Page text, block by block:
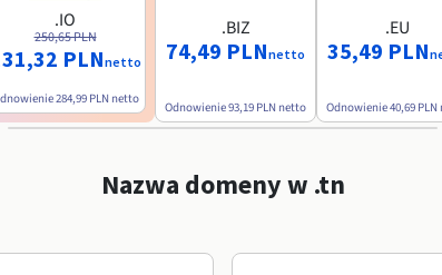
.IO
250,65 PLN
PLNnetto
284,99 PLN netto
.BIZ
74,49 PLNnetto
Odnowienie93,19 PLN netto
.EU
35,49 PLN
Odnowienie40,69 PLN
Nazwa domeny w .tn